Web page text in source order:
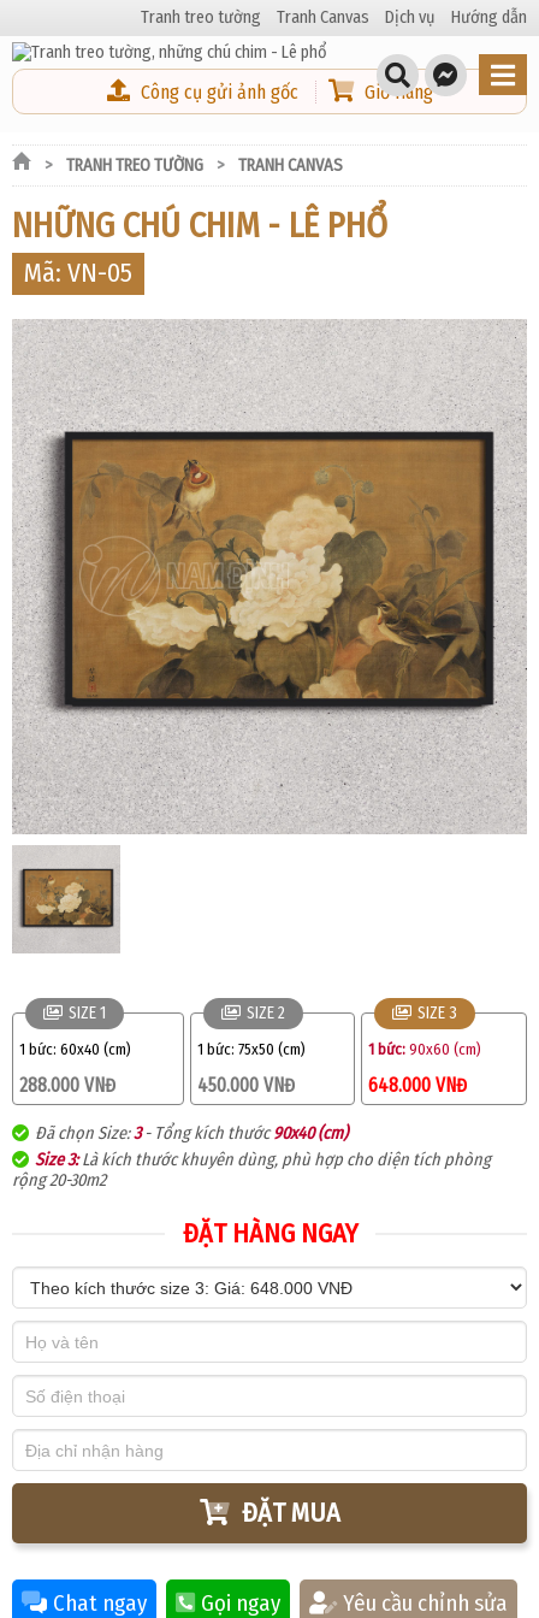
Tranh treo tường Tranh Canvas Dịch vụ Hướng dẫn
Công cụ gửi ảnh gốc Giỏ Hàng
TRANH TREO TƯỜNG TRANH CANVAS
NHỮNG CHÚ CHIM - LÊ PHỔ
Mã: VN-05
SIZE 1
1 bức: 60x40 (cm)
288.000 VNĐ
SIZE 2
1 bức: 75x50 (cm)
450.000 VNĐ
SIZE 3
1 bức: 90x60 (cm)
648.000 VNĐ
Đã chọn Size:3- Tổng kích thước90x40 (cm)
Size 3:Là kích thước khuyên dùng, phù hợp cho diện tích phòng
rộng 20-30m2
ĐẶT HÀNG NGAY
ĐẶT MUA
Chat ngay Gọi ngay Yêu cầu chỉnh sửa